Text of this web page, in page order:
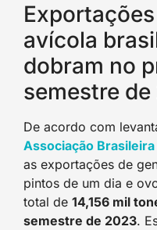
avícola
dobram no
semestre
De acordo com
Associação
as exportações de
pintos de um dia e
total de 14,156 mil
semestre de 2023.